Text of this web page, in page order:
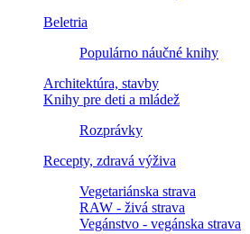
Beletria
Populárno náučné knihy
Architektúra, stavby
Knihy pre deti a mládež
Rozprávky
Recepty, zdravá výživa
Vegetariánska strava
RAW - živá strava
Vegánstvo - vegánska strava